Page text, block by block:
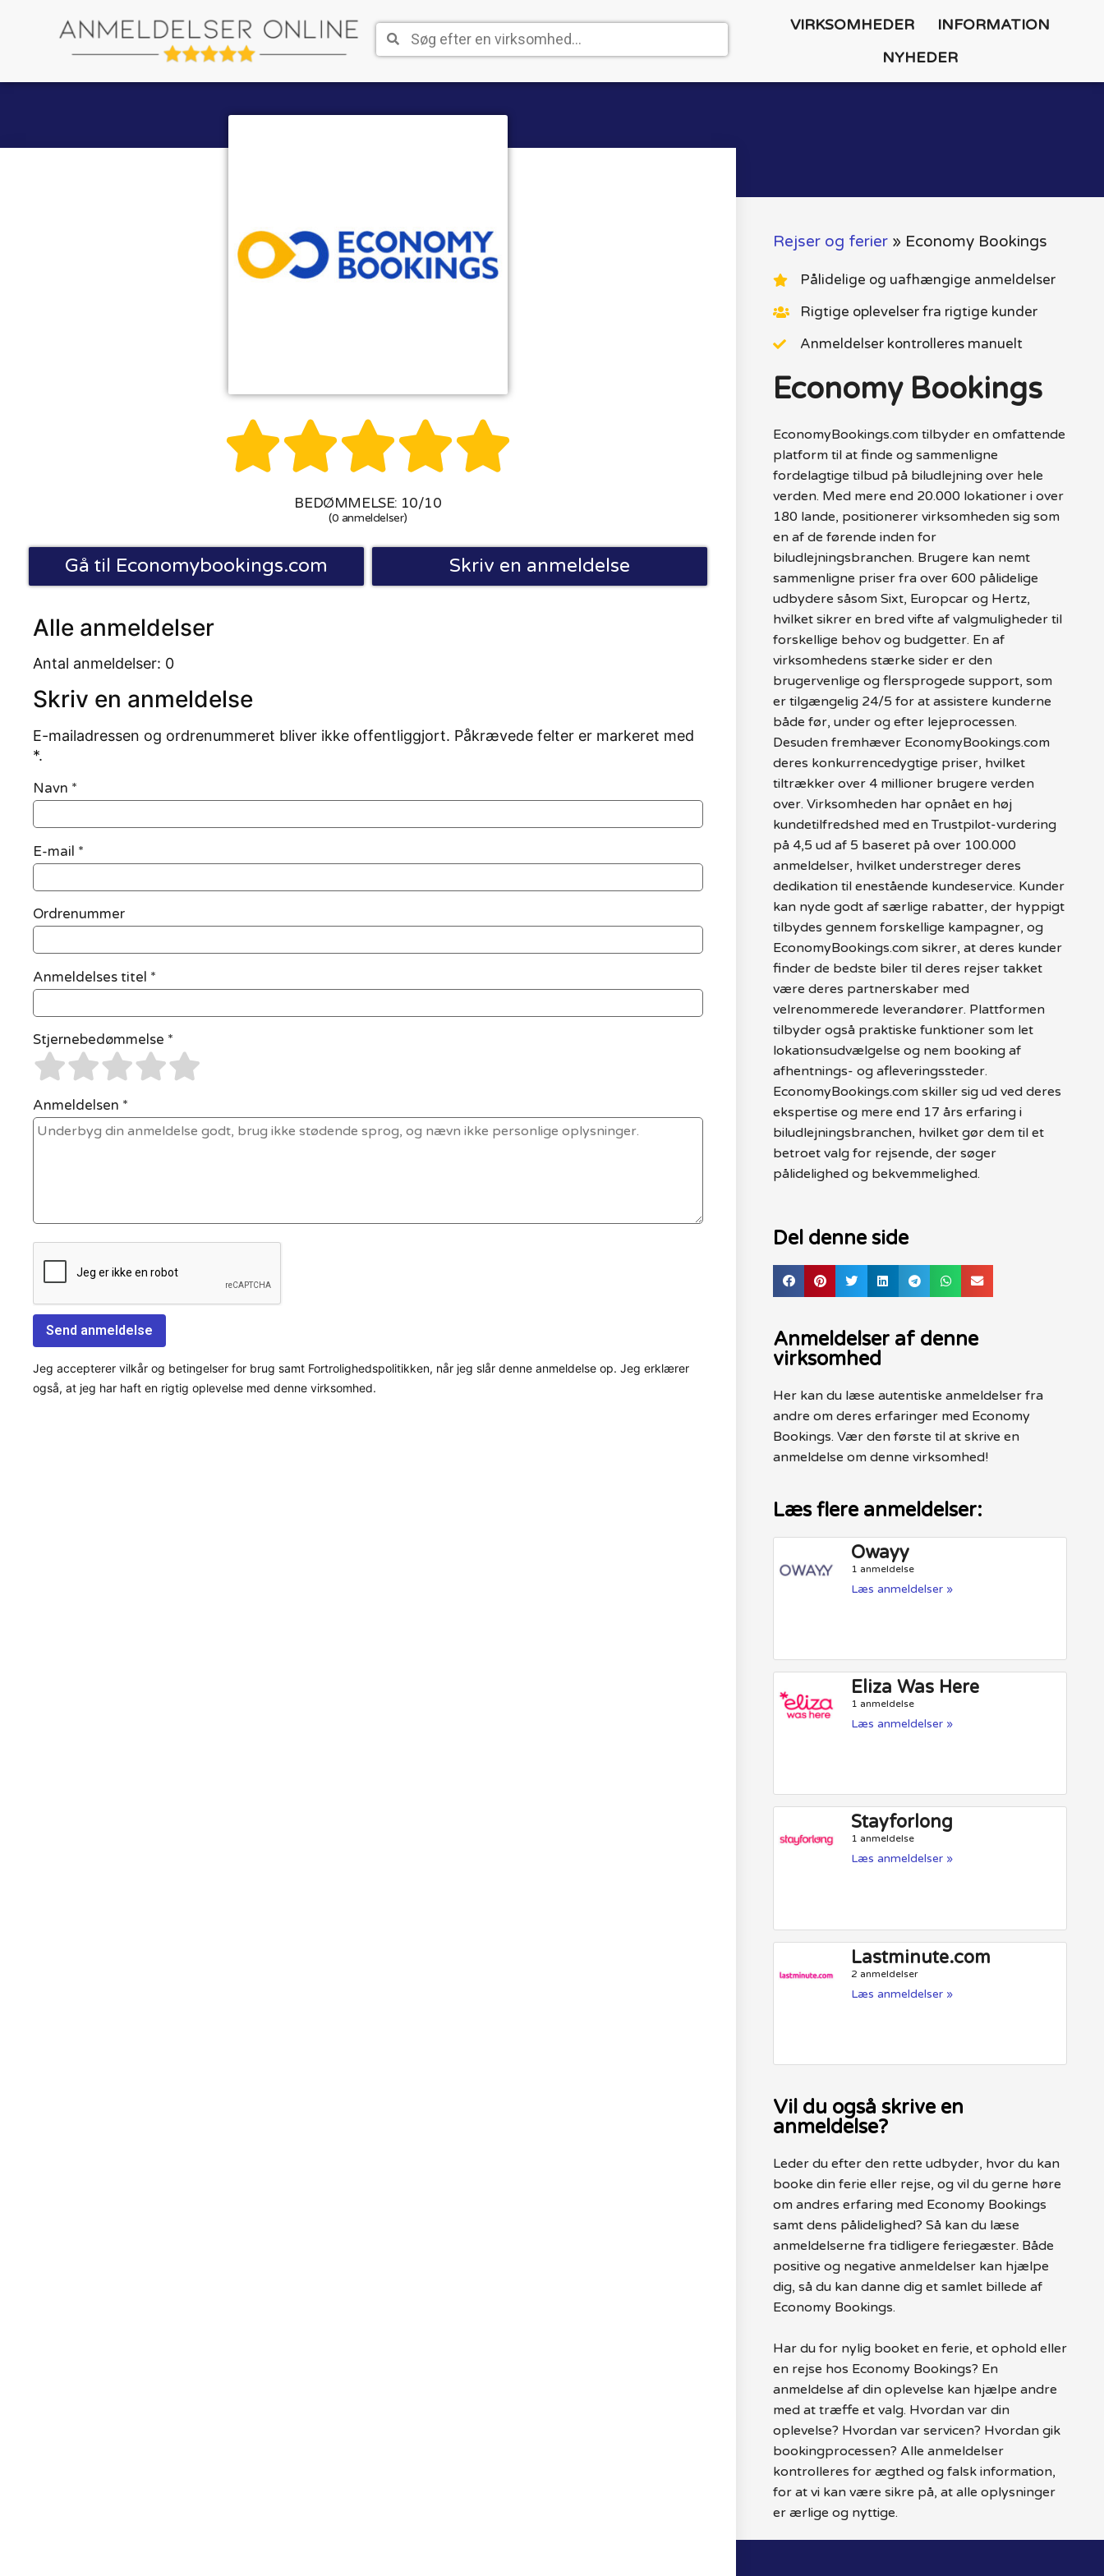
VIRKSOMHEDER
INFORMATION
NYHEDER

BEDØMMELSE: 10/10
(0 anmeldelser)
Gå til Economybookings.com Skriv en anmeldelse
Alle anmeldelser
Antal anmeldelser: 0
Skriv en anmeldelse
E-mailadressen og ordrenummeret bliver ikke offentliggjort. Påkrævede felter er markeret med
*.
Navn *
E-mail *
Ordrenummer
Anmeldelses titel *
Stjernebedømmelse *
Anmeldelsen *
Jeg accepterer vilkår og betingelser for brug samt Fortrolighedspolitikken, når jeg slår denne anmeldelse op. Jeg erklærer
også, at jeg har haft en rigtig oplevelse med denne virksomhed.
Rejser og ferier» Economy Bookings
Pålidelige og uafhængige anmeldelser
Rigtige oplevelser fra rigtige kunder
Anmeldelser kontrolleres manuelt
Economy Bookings
EconomyBookings.com tilbyder en omfattende
platform til at finde og sammenligne
fordelagtige tilbud på biludlejning over hele
verden. Med mere end 20.000 lokationer i over
180 lande, positionerer virksomheden sig som
en af de førende inden for
biludlejningsbranchen. Brugere kan nemt
sammenligne priser fra over 600 pålidelige
udbydere såsom Sixt, Europcar og Hertz,
hvilket sikrer en bred vifte af valgmuligheder til
forskellige behov og budgetter. En af
virksomhedens stærke sider er den
brugervenlige og flersprogede support, som
er tilgængelig 24/5 for at assistere kunderne
både før, under og efter lejeprocessen.
Desuden fremhæver EconomyBookings.com
deres konkurrencedygtige priser, hvilket
tiltrækker over 4 millioner brugere verden
over. Virksomheden har opnået en høj
kundetilfredshed med en Trustpilot-vurdering
på 4,5 ud af 5 baseret på over 100.000
anmeldelser, hvilket understreger deres
dedikation til enestående kundeservice. Kunder
kan nyde godt af særlige rabatter, der hyppigt
tilbydes gennem forskellige kampagner, og
EconomyBookings.com sikrer, at deres kunder
finder de bedste biler til deres rejser takket
være deres partnerskaber med
velrenommerede leverandører. Plattformen
tilbyder også praktiske funktioner som let
lokationsudvælgelse og nem booking af
afhentnings- og afleveringssteder.
EconomyBookings.com skiller sig ud ved deres
ekspertise og mere end 17 års erfaring i
biludlejningsbranchen, hvilket gør dem til et
betroet valg for rejsende, der søger
pålidelighed og bekvemmelighed.
Del denne side
Anmeldelser af denne
virksomhed
Her kan du læse autentiske anmeldelser fra
andre om deres erfaringer med Economy
Bookings. Vær den første til at skrive en
anmeldelse om denne virksomhed!
Læs flere anmeldelser:
Owayy
1 anmeldelse
Læs anmeldelser »
Eliza Was Here
1 anmeldelse
Læs anmeldelser »
Stayforlong
1 anmeldelse
Læs anmeldelser »
Lastminute.com
2 anmeldelser
Læs anmeldelser »
Vil du også skrive en
anmeldelse?
Leder du efter den rette udbyder, hvor du kan
booke din ferie eller rejse, og vil du gerne høre
om andres erfaring med Economy Bookings
samt dens pålidelighed? Så kan du læse
anmeldelserne fra tidligere feriegæster. Både
positive og negative anmeldelser kan hjælpe
dig, så du kan danne dig et samlet billede af
Economy Bookings.
Har du for nylig booket en ferie, et ophold eller
en rejse hos Economy Bookings? En
anmeldelse af din oplevelse kan hjælpe andre
med at træffe et valg. Hvordan var din
oplevelse? Hvordan var servicen? Hvordan gik
bookingprocessen? Alle anmeldelser
kontrolleres for ægthed og falsk information,
for at vi kan være sikre på, at alle oplysninger
er ærlige og nyttige.